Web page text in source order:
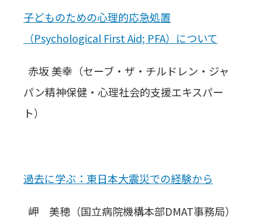
子どものための心理的応急処置
（Psychological First Aid; PFA）について
赤坂 美幸（セーブ・ザ・チルドレン・ジャ
パン精神保健・心理社会的支援エキスパー
ト）
過去に学ぶ：東日本大震災での経験から
岬 美穂（国立病院機構本部DMAT事務局）